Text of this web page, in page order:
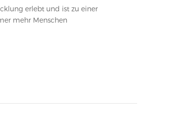
erlebt und ist zu einer
mehr Menschen